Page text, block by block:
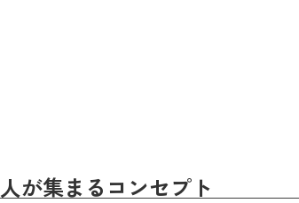
人が集まるコンセプト